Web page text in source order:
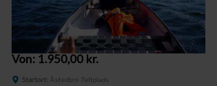
Von: 1.950,00 kr.
Startort: Åstedbro Teltplads